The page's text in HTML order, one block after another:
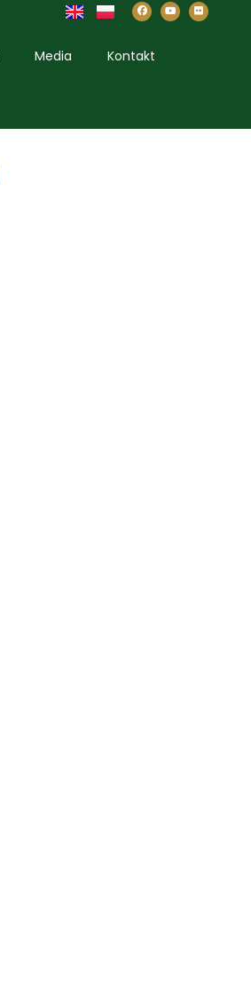
Media Kontakt